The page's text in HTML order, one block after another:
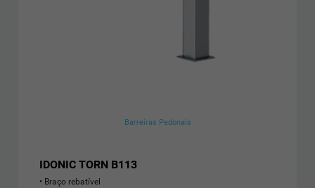
Barreiras Pedonais
IDONIC TORN B113
Braço rebatível